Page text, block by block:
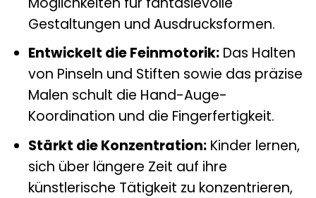
Gestaltungen und Ausdrucksformen.
Entwickelt die Feinmotorik:Das Halten
von Pinseln und Stiften sowie das präzise
Malen schult die Hand-Auge-
Koordination und die Fingerfertigkeit.
Stärkt die Konzentration:Kinder lernen,
sich über längere Zeit auf ihre
künstlerische Tätigkeit zu konzentrieren,